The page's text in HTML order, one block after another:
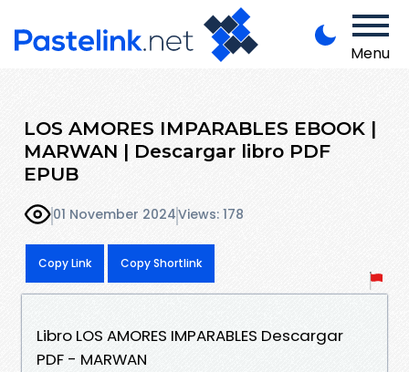
Menu
LOS AMORES IMPARABLES EBOOK |
MARWAN | Descargar libro PDF
EPUB
01 November 2024Views: 178
Copy Link Copy Shortlink
Libro LOS AMORES IMPARABLES Descargar
PDF - MARWAN